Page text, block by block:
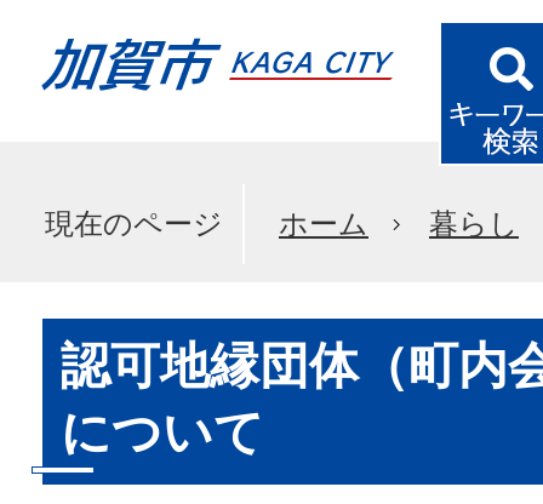
現在のページ ホーム 暮らし
認可地縁団体（町内
について